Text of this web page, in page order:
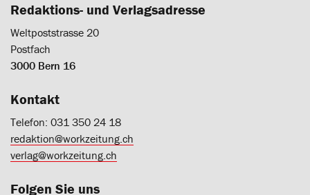
Redaktions- und Verlagsadresse
Weltpoststrasse 20
Postfach
3000 Bern 16
Kontakt
Telefon: 031 350 24 18
redaktion@workzeitung.ch
verlag@workzeitung.ch
Folgen Sie uns